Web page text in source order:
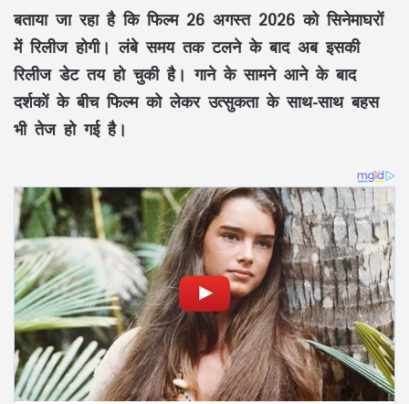
बताया जा रहा है कि फिल्म 26 अगस्त 2026 को सिनेमाघरों
में रिलीज होगी। लंबे समय तक टलने के बाद अब इसकी
रिलीज डेट तय हो चुकी है। गाने के सामने आने के बाद
दर्शकों के बीच फिल्म को लेकर उत्सुकता के साथ-साथ बहस
भी तेज हो गई है।